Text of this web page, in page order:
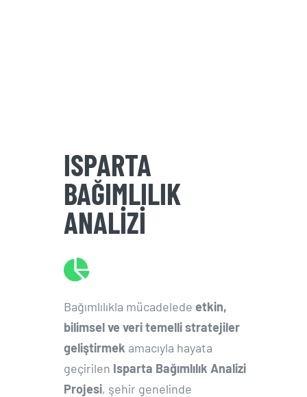
ISPARTA
BAĞIMLILIK
ANALİZİ
Bağımlılıkla mücadeledeetkin,
bilimsel ve veri temelli stratejiler
geliştirmek amacıyla hayata
geçirilen Isparta Bağımlılık Analizi
Projesi, şehir genelinde